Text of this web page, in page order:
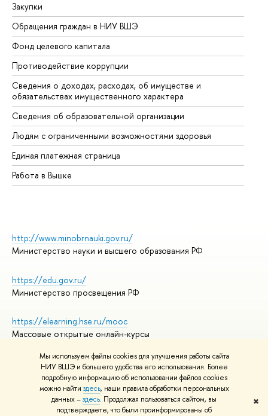
Мы используем файлы cookies для улучшения работы сайта
НИУ ВШЭ и большего удобства его использования. Более
подробную информацию об использовании файлов cookies
можно найти здесь, наши правила обработки персональных
данных –здесь. Продолжая пользоваться сайтом, вы
подтверждаете, что были проинформированы об
✖
Закупки
Обращения граждан в НИУ ВШЭ
Фонд целевого капитала
Противодействие коррупции
Сведения о доходах, расходах, об имуществе и
обязательствах имущественного характера
Сведения об образовательной организации
Людям с ограниченными возможностями здоровья
Единая платежная страница
Работа в Вышке
http://www.minobrnauki.gov.ru/
Министерство науки и высшего образования РФ
https://edu.gov.ru/
Министерство просвещения РФ
https://elearning.hse.ru/mooc
Массовые открытые онлайн-курсы
© НИУ ВШЭ 1993–2026
Адреса и контакты
Условия использования материалов
Политика конфиденциальности